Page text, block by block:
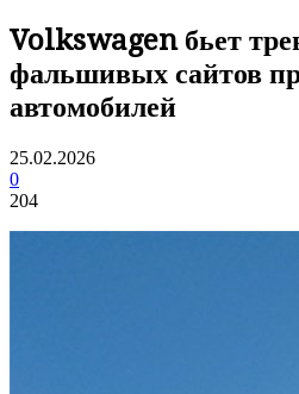
Volkswagen бьет
фальшивых сайтов
автомобилей
25.02.2026
0
204